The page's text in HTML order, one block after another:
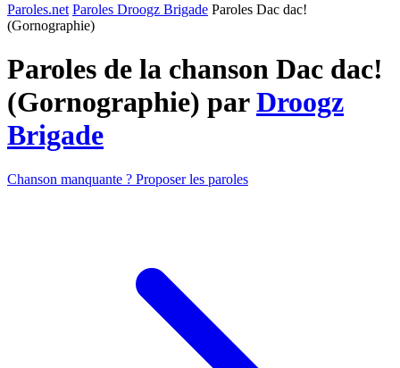
Paroles.net Paroles Droogz Brigade Paroles Dac dac!
(Gornographie)
Paroles de la chanson Dac dac!
(Gornographie) parDroogz
Brigade
Chanson manquante ? Proposer les paroles